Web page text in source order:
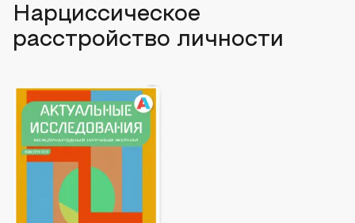
Нарциссическое
расстройство личности